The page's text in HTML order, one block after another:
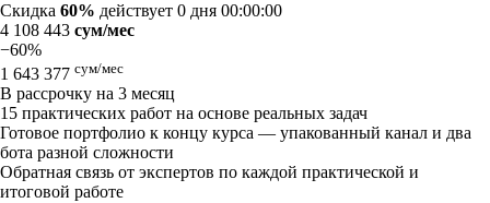
Скидка 60% действует 0 дня 00:00:00
4 108 443 сум/мес
−60%
1 643 377 сум/мес
В рассрочку на 3 месяц
15 практических работ на основе реальных задач
Готовое портфолио к концу курса — упакованный канал и два
бота разной сложности
Обратная связь от экспертов по каждой практической и
итоговой работе